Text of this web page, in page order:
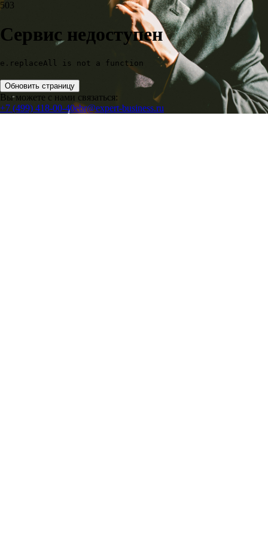
503
Сервис недоступен
e.replaceAll is not a function
Обновить страницу
Вы можете с нами связаться:
+7 (499) 418-00-40ebr@expert-business.ru